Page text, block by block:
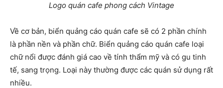
Logo quán cafe phong cách Vintage
Về cơ bản, biển quảng cáo quán cafe sẽ có 2 phần chính
là phần nền và phần chữ. Biển quảng cáo quán cafe loại
chữ nổi được đánh giá cao về tính thẩm mỹ và có gu tinh
tế, sang trọng. Loại này thường được các quán sử dụng rất
nhiều.